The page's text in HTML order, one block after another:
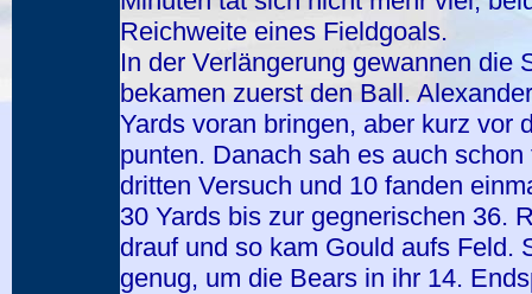
Reichweite eines Fieldgoals.
In der Verlängerung gewannen die
bekamen zuerst den Ball.
Yards voran bringen, aber kurz vor
punten. Danach sah es auch
dritten Versuch und 10 fanden
30 Yards bis zur gegnerischen 36.
drauf und so kam Gould aufs Feld.
genug, um die Bears in ihr 14.